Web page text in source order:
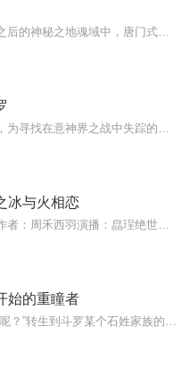
冰与火相恋
始的重瞳者